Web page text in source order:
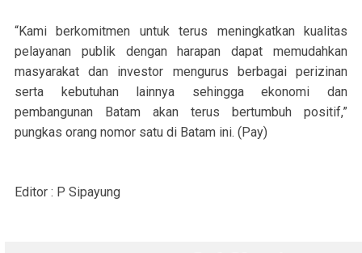
“Kami berkomitmen untuk terus meningkatkan kualitas
pelayanan publik dengan harapan dapat memudahkan
masyarakat dan investor mengurus berbagai perizinan
serta kebutuhan lainnya sehingga ekonomi dan
pembangunan Batam akan terus bertumbuh positif,”
pungkas orang nomor satu di Batam ini. (Pay)
Editor : P Sipayung